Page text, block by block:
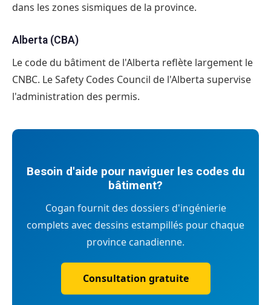
dans les zones sismiques de la province.
Alberta (CBA)
Le code du bâtiment de l'Alberta reflète largement le
CNBC. Le Safety Codes Council de l'Alberta supervise
l'administration des permis.
Besoin d'aide pour naviguer les codes du
bâtiment?
Cogan fournit des dossiers d'ingénierie
complets avec dessins estampillés pour chaque
province canadienne.
Consultation gratuite